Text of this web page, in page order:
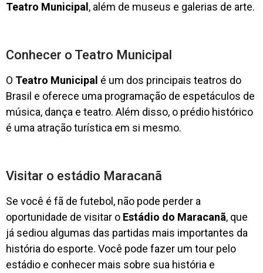
Teatro Municipal , além de museus e galerias de arte.
Conhecer o Teatro Municipal
O Teatro Municipal é um dos principais teatros do
Brasil e oferece uma programação de espetáculos de
música, dança e teatro. Além disso, o prédio histórico
é uma atração turística em si mesmo.
Visitar o estádio Maracanã
Se você é fã de futebol, não pode perder a
oportunidade de visitar o Estádio do Maracanã, que
já sediou algumas das partidas mais importantes da
história do esporte. Você pode fazer um tour pelo
estádio e conhecer mais sobre sua história e